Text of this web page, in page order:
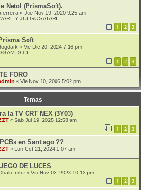
Netol (PrismaSoft).
« Jue Nov 19, 2020 9:25 am
Y JUEGOS ATARI
1 2 3
Soft
« Vie Dic 20, 2024 7:16 pm
1 2 3
FORO
« Vie Nov 10, 2006 5:02 pm
Temas
la TV CRT NEX (3Y03)
« Sab Jul 19, 2025 12:58 am
1 2 3
en Santiago ??
« Lun Oct 21, 2024 1:07 am
DE LUCES
« Vie Nov 03, 2023 10:13 pm
1 2 3